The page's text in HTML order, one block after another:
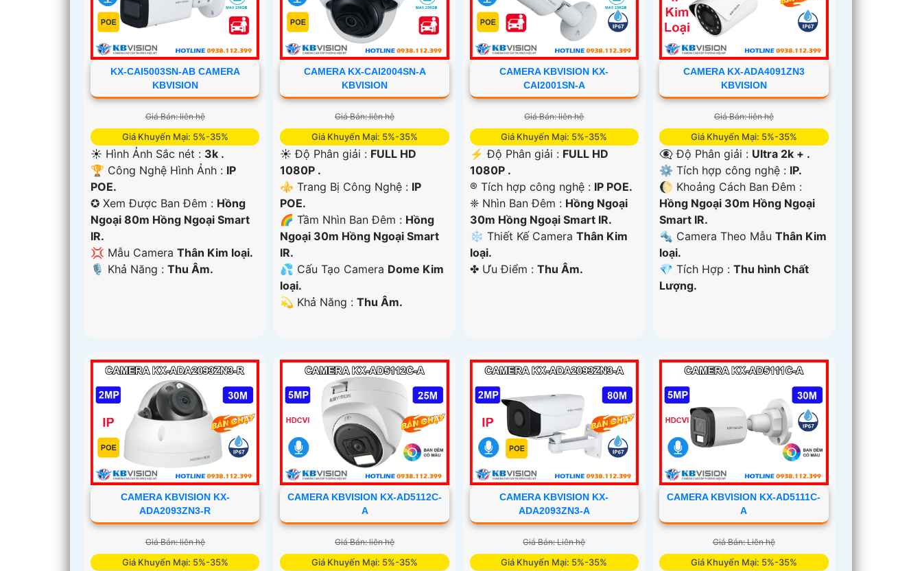
KX-CAI5003SN-AB CAMERA
KBVISION
Giá Bán: liên hệ
Giá Khuyến Mại: 5%-35%
☀️ Hình Ảnh Sắc nét : 3k .
🏆 Công Nghệ Hình Ảnh : IP
POE.
✪ Xem Được Ban Đêm : Hồng
Ngoại 80m Hồng Ngoại Smart
IR.
💢 Mẫu Camera Thân Kim loại.
️🎙 Khả Năng : Thu Âm.
CAMERA KX-CAI2004SN-A
KBVISION
Giá Bán: liên hệ
Giá Khuyến Mại: 5%-35%
☀️ Độ Phân giải : FULL HD
1080P .
⚜️ Trang Bị Công Nghệ : IP
POE.
🌈 Tầm Nhìn Ban Đêm : Hồng
Ngoại 30m Hồng Ngoại Smart
IR.
💦 Cấu Tạo Camera Dome Kim
loại.
️💫 Khả Năng :Thu Âm.
CAMERA KBVISION KX-
CAI2001SN-A
Giá Bán: liên hệ
Giá Khuyến Mại: 5%-35%
️⚡ Độ Phân giải : FULL HD
1080P .
®️ Tích hợp công nghệ : IP POE.
❈ Nhìn Ban Đêm : Hồng Ngoại
30m Hồng Ngoại Smart IR.
❄ Thiết Kế Camera Thân Kim
loại.
️✤ Ưu Điểm : Thu Âm.
CAMERA KX-ADA4091ZN3
KBVISION
Giá Bán: liên hệ
Giá Khuyến Mại: 5%-35%
👁️‍🗨 Độ Phân giải : Ultra 2k + .
⚙ Tích hợp công nghệ : IP.
🌔 Khoảng Cách Ban Đêm :
Hồng Ngoại 30m Hồng Ngoại
Smart IR.
🔩 Camera Theo MẫuThân Kim
loại.
️💎 Tích Hợp :Thu hình Chất
Lượng.
CAMERA KBVISION KX-
ADA2093ZN3-R
Giá Bán: liên hệ
Giá Khuyến Mại: 5%-35%
CAMERA KBVISION KX-AD5112C-
A
Giá Bán: liên hệ
Giá Khuyến Mại: 5%-35%
CAMERA KBVISION KX-
ADA2093ZN3-A
Giá Bán: Liên hệ
Giá Khuyến Mại: 5%-35%
CAMERA KBVISION KX-AD5111C-
A
Giá Bán: Liên hệ
Giá Khuyến Mại: 5%-35%